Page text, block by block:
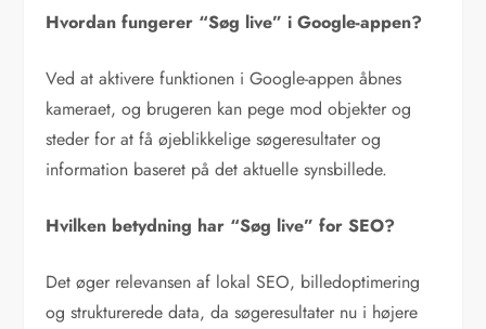
Hvordan fungerer “Søg live” i Google-appen?
Ved at aktivere funktionen i Google-appen åbnes
kameraet, og brugeren kan pege mod objekter og
steder for at få øjeblikkelige søgeresultater og
information baseret på det aktuelle synsbillede.
Hvilken betydning har “Søg live” for SEO?
Det øger relevansen af lokal SEO, billedoptimering
og strukturerede data, da søgeresultater nu i højere